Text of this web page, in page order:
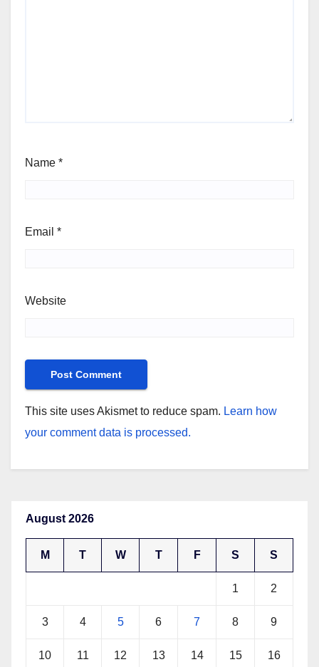
Name *
Email *
Website
This site uses Akismet to reduce spam. Learn how
your comment data is processed.
August 2026
M T W T F S S
1 2
3 4 5 6 7 8 9
10 11 12 13 14 15 16